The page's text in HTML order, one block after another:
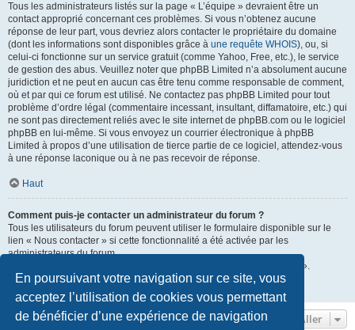
En poursuivant votre navigation sur ce site, vous
acceptez l’utilisation de cookies vous permettant
de bénéficier d’une expérience de navigation
Tous les administrateurs listés sur la page « L’équipe » devraient être un
contact approprié concernant ces problèmes. Si vous n’obtenez aucune
réponse de leur part, vous devriez alors contacter le propriétaire du domaine
(dont les informations sont disponibles grâce à une requête WHOIS), ou, si
celui-ci fonctionne sur un service gratuit (comme Yahoo, Free, etc.), le service
de gestion des abus. Veuillez noter que phpBB Limited n’a absolument aucune
juridiction et ne peut en aucun cas être tenu comme responsable de comment,
où et par qui ce forum est utilisé. Ne contactez pas phpBB Limited pour tout
problème d’ordre légal (commentaire incessant, insultant, diffamatoire, etc.) qui
ne sont pas directement reliés avec le site internet de phpBB.com ou le logiciel
phpBB en lui-même. Si vous envoyez un courrier électronique à phpBB
Limited à propos d’une utilisation de tierce partie de ce logiciel, attendez-vous
à une réponse laconique ou à ne pas recevoir de réponse.
Haut
Comment puis-je contacter un administrateur du forum ?
Tous les utilisateurs du forum peuvent utiliser le formulaire disponible sur le
lien « Nous contacter » si cette fonctionnalité a été activée par les
administrateurs du forum.
Les membres du forum peuvent également utiliser le lien « L’équipe ».
Aller